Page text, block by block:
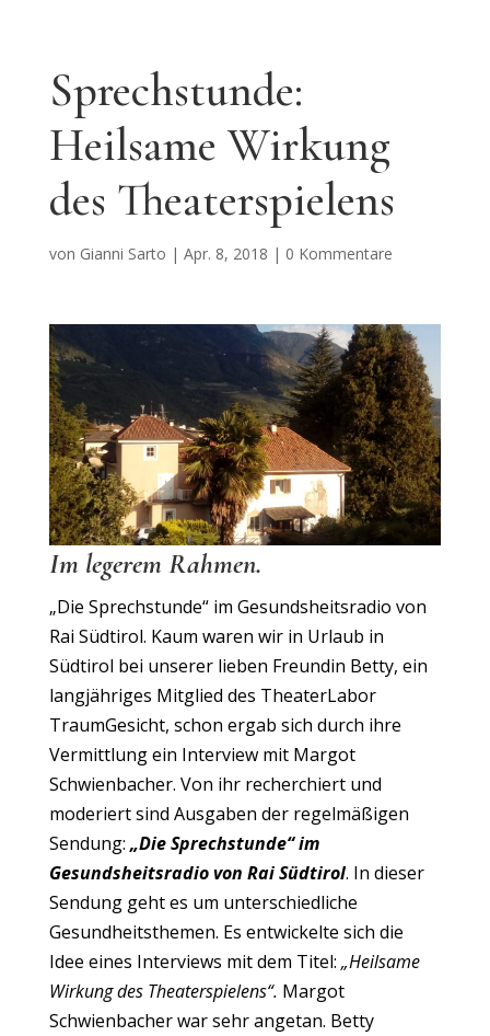
Sprechstunde:
Heilsame Wirkung
des Theaterspielens
von Gianni Sarto | Apr. 8, 2018 | 0 Kommentare
Im legerem Rahmen.
„Die Sprechstunde“ im Gesundsheitsradio von
Rai Südtirol. Kaum waren wir in Urlaub in
Südtirol bei unserer lieben Freundin Betty, ein
langjähriges Mitglied des TheaterLabor
TraumGesicht, schon ergab sich durch ihre
Vermittlung ein Interview mit Margot
Schwienbacher. Von ihr recherchiert und
moderiert sind Ausgaben der regelmäßigen
Sendung: „Die Sprechstunde“ im
Gesundsheitsradio von Rai Südtirol. In dieser
Sendung geht es um unterschiedliche
Gesundheitsthemen. Es entwickelte sich die
Idee eines Interviews mit dem Titel: „Heilsame
Wirkung des Theaterspielens“. Margot
Schwienbacher war sehr angetan. Betty